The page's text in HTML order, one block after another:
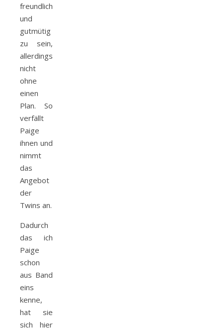
freundlich
und
gutmütig
zu sein,
allerdings
nicht
ohne
einen
Plan. So
verfällt
Paige
ihnen und
nimmt
das
Angebot
der
Twins an.
Dadurch
das ich
Paige
schon
aus Band
eins
kenne,
hat sie
sich hier